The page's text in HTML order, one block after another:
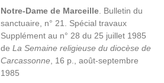
Notre-Dame de Marceille . Bulletin du
sanctuaire, n° 21. Spécial travaux
Supplément au n° 28 du 25 juillet 1985
deLa Semaine religieuse du diocèse de
Carcassonne , 16 p., août-septembre
1985